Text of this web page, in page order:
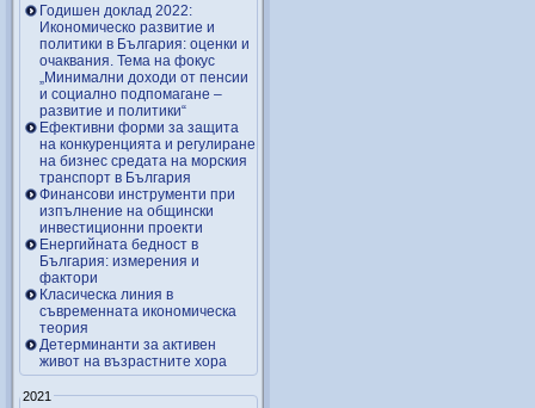
Годишен доклад 2022:
Икономическо развитие и
политики в България: оценки и
очаквания. Тема на фокус
„Минимални доходи от пенсии
и социално подпомагане –
развитие и политики“
Ефективни форми за защита
на конкуренцията и регулиране
на бизнес средата на морския
транспорт в България
Финансови инструменти при
изпълнение на общински
инвестиционни проекти
Енергийната бедност в
България: измерения и
фактори
Класическа линия в
съвременната икономическа
теория
Детерминанти за активен
живот на възрастните хора
2021